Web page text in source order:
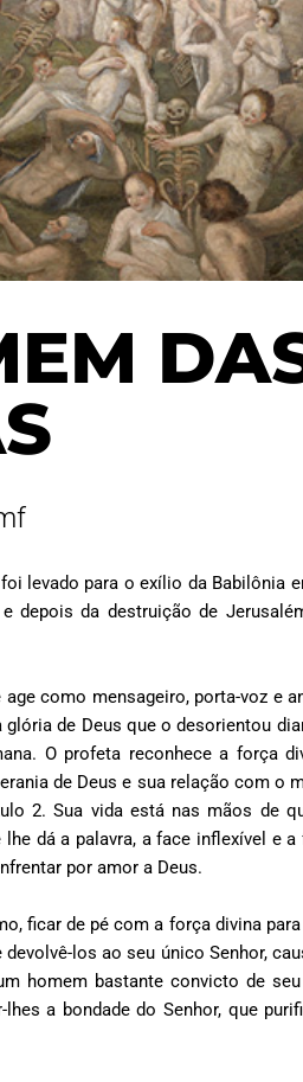
levado para o exílio da Babilônia
depois da destruição de
como mensageiro, porta-voz e
de Deus que o desorientou
O profeta reconhece a força
de Deus e sua relação com o
2. Sua vida está nas mãos de
dá a palavra, a face inflexível e a
por amor a Deus.
ficar de pé com a força divina
los ao seu único Senhor,
homem bastante convicto de
a bondade do Senhor, que